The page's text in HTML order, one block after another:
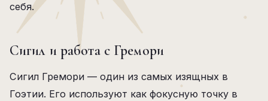
себя.
Сигил и работа с Гремори
Сигил Гремори — один из самых изящных в
Гоэтии. Его используют как фокусную точку в